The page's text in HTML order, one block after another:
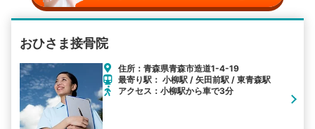
おひさま接骨院
住所：青森県青森市造道1-4-19
最寄り駅： 小柳駅 / 矢田前駅 / 東青森駅
アクセス：小柳駅から車で3分